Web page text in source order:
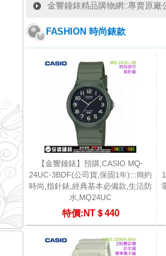
金響鐘錶精品購物網::專賣原廠
FASHION 時尚錶款
【金響鐘錶】預購,CASIO MQ-
24UC-3BDF(公司貨,保固1年):::簡約
時尚,指針錶,經典基本必備款,生活防
水,MQ24UC
特價:NT＄440